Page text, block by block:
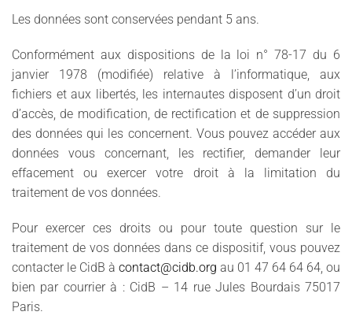
Les données sont conservées pendant 5 ans.
Conformément aux dispositions de la loi n° 78-17 du 6
janvier 1978 (modifiée) relative à l’informatique, aux
fichiers et aux libertés, les internautes disposent d’un droit
d’accès, de modification, de rectification et de suppression
des données qui les concernent. Vous pouvez accéder aux
données vous concernant, les rectifier, demander leur
effacement ou exercer votre droit à la limitation du
traitement de vos données.
Pour exercer ces droits ou pour toute question sur le
traitement de vos données dans ce dispositif, vous pouvez
contacter le CidB à contact@cidb.org au 01 47 64 64 64, ou
bien par courrier à : CidB – 14 rue Jules Bourdais 75017
Paris.